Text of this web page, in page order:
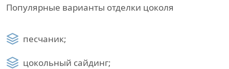
Популярные варианты отделки цоколя
песчаник;
цокольный сайдинг;